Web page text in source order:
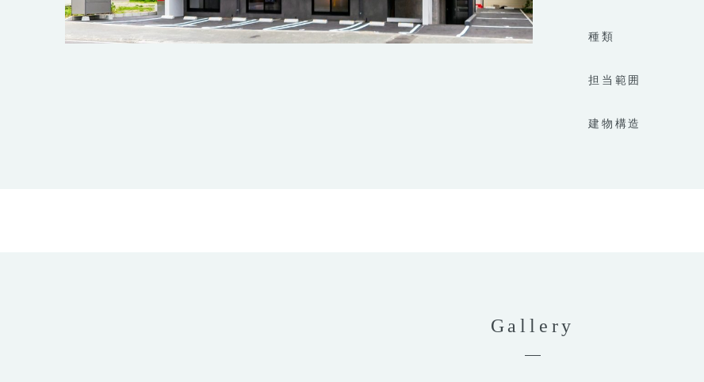
種類
担当範囲
建物構造
Gallery